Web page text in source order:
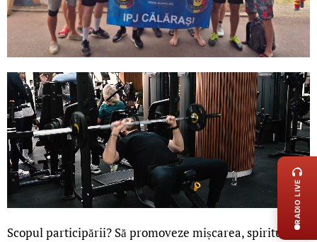
Scopul participării? Să promoveze mișcarea, spiritul de
RADIO LIVE